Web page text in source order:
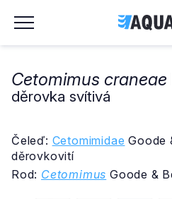
Cetomimus craneae
děrovka svítivá
Čeleď: Cetomimidae Goode
děrovkovití
Rod: Cetomimus Goode &